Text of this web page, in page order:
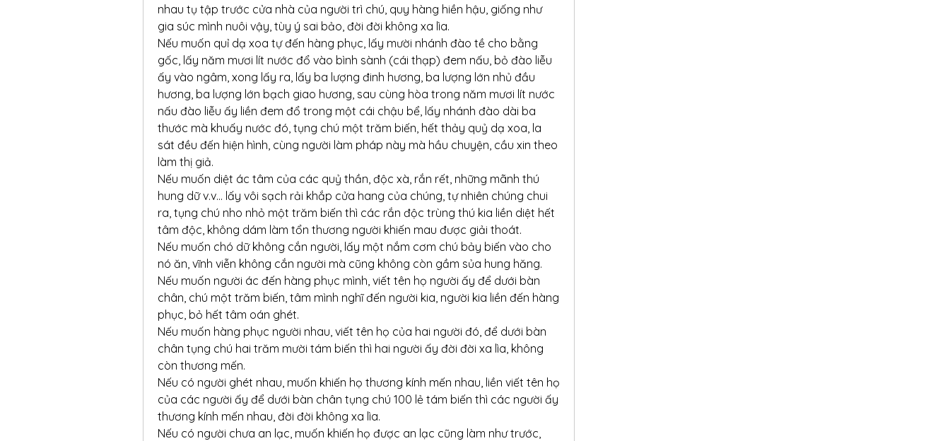
nhau tụ tập trước cửa nhà của người trì chú, quy hàng hiền hậu, giống như
gia súc mình nuôi vậy, tùy ý sai bảo, đời đời không xa lìa.
Nếu muốn quỉ dạ xoa tự đến hàng phục, lấy mười nhánh đào tề cho bằng
gốc, lấy năm mươi lít nước đổ vào bình sành (cái thạp) đem nấu, bỏ đào liễu
ấy vào ngâm, xong lấy ra, lấy ba lượng đinh hương, ba lượng lớn nhủ đầu
hương, ba lượng lớn bạch giao hương, sau cùng hòa trong năm mươi lít nước
nấu đào liễu ấy liền đem đổ trong một cái chậu bể, lấy nhánh đào dài ba
thước mà khuấy nước đó, tụng chú một trăm biến, hết thảy quỷ dạ xoa, la
sát đều đến hiện hình, cùng người làm pháp này mà hầu chuyện, cầu xin theo
làm thị giả.
Nếu muốn diệt ác tâm của các quỷ thần, độc xà, rắn rết, những mãnh thú
hung dữ v.v… lấy vôi sạch rải khắp cửa hang của chúng, tự nhiên chúng chui
ra, tụng chú nho nhỏ một trăm biến thì các rắn độc trùng thú kia liền diệt hết
tâm độc, không dám làm tổn thương người khiến mau được giải thoát.
Nếu muốn chó dữ không cắn người, lấy một nắm cơm chú bảy biến vào cho
nó ăn, vĩnh viễn không cắn người mà cũng không còn gầm sủa hung hăng.
Nếu muốn người ác đến hàng phục mình, viết tên họ người ấy để dưới bàn
chân, chú một trăm biến, tâm mình nghĩ đến người kia, người kia liền đến hàng
phục, bỏ hết tâm oán ghét.
Nếu muốn hàng phục người nhau, viết tên họ của hai người đó, để dưới bàn
chân tụng chú hai trăm mười tám biến thì hai người ấy đời đời xa lìa, không
còn thương mến.
Nếu có người ghét nhau, muốn khiến họ thương kính mến nhau, liền viết tên họ
của các người ấy để dưới bàn chân tụng chú 100 lẻ tám biến thì các người ấy
thương kính mến nhau, đời đời không xa lìa.
Nếu có người chưa an lạc, muốn khiến họ được an lạc cũng làm như trước,